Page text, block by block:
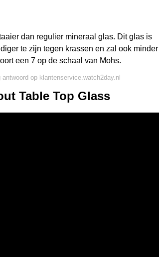
dan regulier mineraal glas. Dit glas is
te zijn tegen krassen en zal ook minder
een 7 op de schaal van Mohs.
op klantenservice.watch2day.nl
Table Top Glass